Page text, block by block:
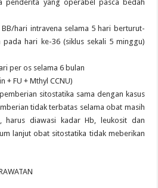
penderita yang operabel pasca bedah
hari intravena selama 5 hari berturut-
pada hari ke-36 (siklus sekali 5 minggu)
per os selama 6 bulan
+ FU + Mthyl CCNU)
sitostatika sama dengan kasus
tidak terbatas selama obat masih
harus diawasi kadar Hb, leukosit dan
lanjut obat sitostatika tidak meberikan